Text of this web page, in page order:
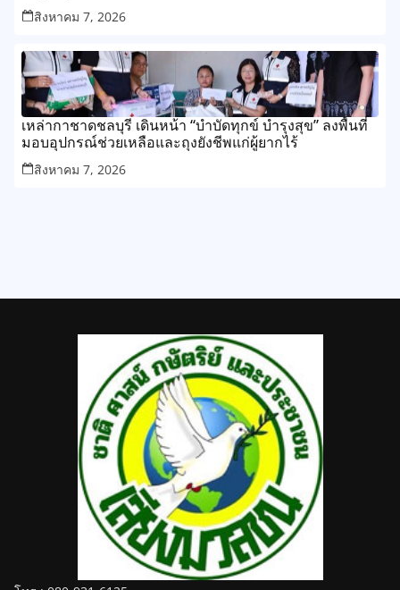
สิงหาคม 7, 2026
เหล่ากาชาดชลบุรี เดินหน้า “บำบัดทุกข์ บำรุงสุข” ลงพื้นที่
มอบอุปกรณ์ช่วยเหลือและถุงยังชีพแก่ผู้ยากไร้
สิงหาคม 7, 2026